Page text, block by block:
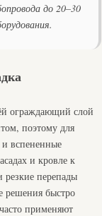
до 20–30
ограждающий слой
поэтому для
вспененные
и кровле к
резкие перепады
решения быстро
применяют